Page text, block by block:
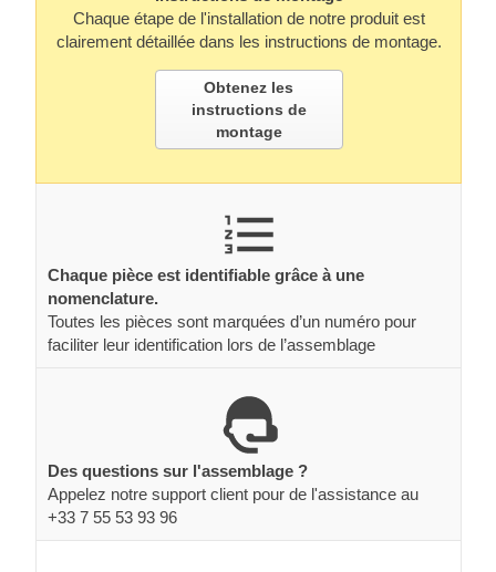
Chaque étape de l'installation de notre produit est
clairement détaillée dans les instructions de montage.
Obtenez les
instructions de
montage
Chaque pièce est identifiable grâce à une
nomenclature.
Toutes les pièces sont marquées d’un numéro pour
faciliter leur identification lors de l’assemblage
Des questions sur l'assemblage ?
Appelez notre support client pour de l'assistance au
+33 7 55 53 93 96